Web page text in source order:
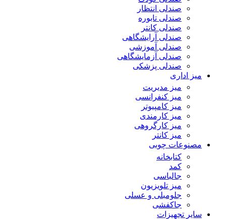
صندلی انتظار
صندلی تابوره
صندلی کانتر
صندلی آرایشگاهی
صندلی آموزشی
صندلی آزمایشگاهی
صندلی پزشکی
میز اداری
میز مدیریت
میز کنفرانسی
میز کامپیوتر
میز کارمندی
میز کارگروهی
میز کانتر
مصنوعات چوبی
کتابخانه
کمد
جالباسی
میز تلویزیون
جلومبلی و عسلی
جاکفشی
سایر تجهیزات